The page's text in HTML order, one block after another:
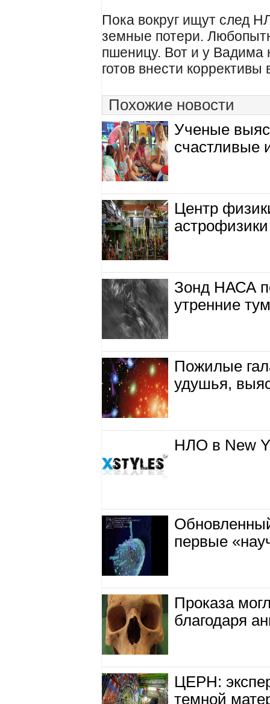
Пока вокруг ищут след
земные потери.
пшеницу. Вот и у Вадима
готов внести
Похожие новости
Ученые
счастливые
Центр
Зонд НАСА
утренние
Пожилые
удушья,
НЛО в New
первые
Проказа
благодаря
ЦЕРН:
темной